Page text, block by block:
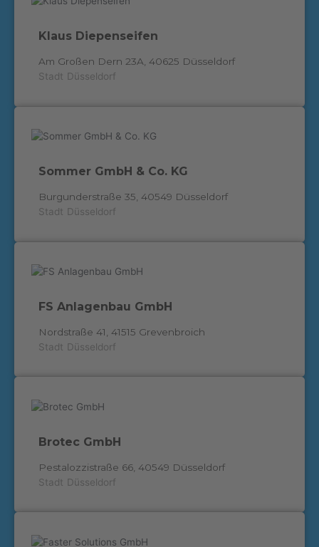
Klaus Diepenseifen
Am Großen Dern 23A, 40625 Düsseldorf
Stadt Düsseldorf
Sommer GmbH & Co. KG
Burgunderstraße 35, 40549 Düsseldorf
Stadt Düsseldorf
FS Anlagenbau GmbH
Nordstraße 41, 41515 Grevenbroich
Stadt Düsseldorf
Brotec GmbH
Pestalozzistraße 66, 40549 Düsseldorf
Stadt Düsseldorf